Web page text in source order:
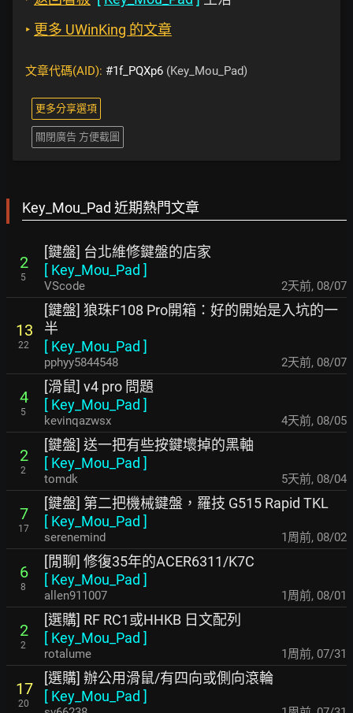
‣ 更多 UWinKing 的文章
文章代碼(AID): #1f_PQXp6 (Key_Mou_Pad)
更多分享選項
關閉廣告 方便截圖
Key_Mou_Pad 近期熱門文章
2
5
[鍵盤] 台北維修鍵盤的店家
[ Key_Mou_Pad ]
VScode 2天前, 08/07
13
22
[鍵盤] 狼珠F108 Pro開箱：好的開始是入坑的一
半
[ Key_Mou_Pad ]
pphyy5844548 2天前, 08/07
4
5
[滑鼠] v4 pro 問題
[ Key_Mou_Pad ]
kevinqazwsx 4天前, 08/05
2
2
[鍵盤] 送一把有些按鍵壞掉的黑軸
[ Key_Mou_Pad ]
tomdk 5天前, 08/04
7
17
[鍵盤] 第二把機械鍵盤，羅技 G515 Rapid TKL
[ Key_Mou_Pad ]
serenemind 1周前, 08/02
6
8
[閒聊] 修復35年的ACER6311/K7C
[ Key_Mou_Pad ]
allen911007 1周前, 08/01
2
2
[選購] RF RC1或HHKB 日文配列
[ Key_Mou_Pad ]
rotalume 1周前, 07/31
17
20
[選購] 辦公用滑鼠/有四向或側向滾輪
[ Key_Mou_Pad ]